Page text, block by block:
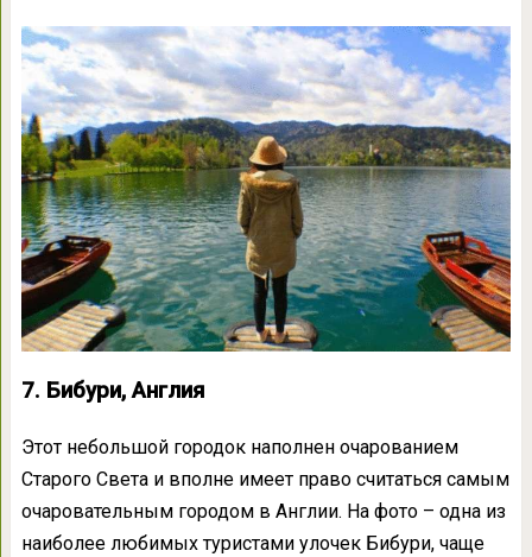
7. Бибури, Англия
Этот небольшой городок наполнен очарованием
Старого Света и вполне имеет право считаться самым
очаровательным городом в Англии. На фото – одна из
наиболее любимых туристами улочек Бибури, чаще